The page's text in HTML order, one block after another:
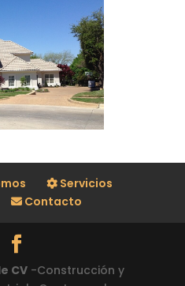
Servicios
Contacto
CV -Construcción y